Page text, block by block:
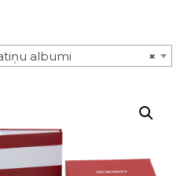
×
albumi